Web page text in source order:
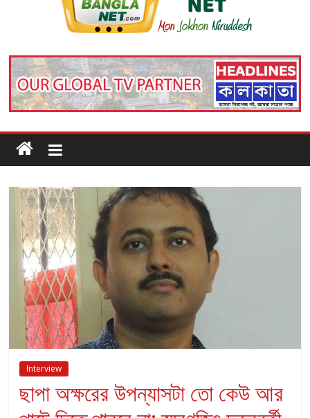
Interview
ছাপা অক্ষরের উপন্যাসটা তো কেউ আর